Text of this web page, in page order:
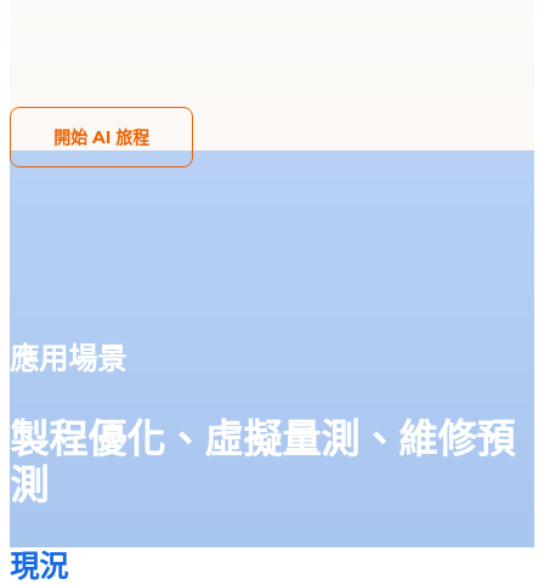
開始 AI 旅程
應用場景
製程優化、虛擬量測、維修預
測
現況​